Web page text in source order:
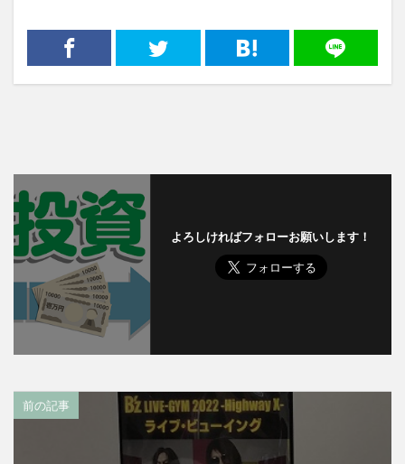
よろしければフォローお願いします！
前の記事